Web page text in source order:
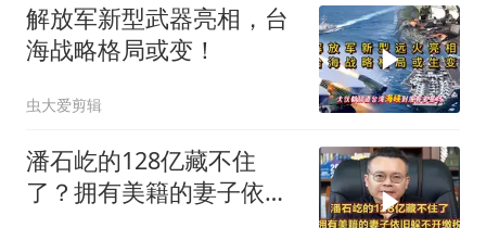
解放军新型武器亮相，台
海战略格局或变！
虫大爱剪辑
潘石屹的128亿藏不住
了？拥有美籍的妻子依旧